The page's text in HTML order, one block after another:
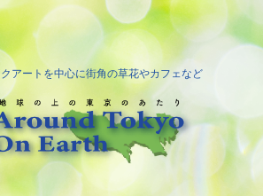
アートを中心に街角の草花やカフェなど